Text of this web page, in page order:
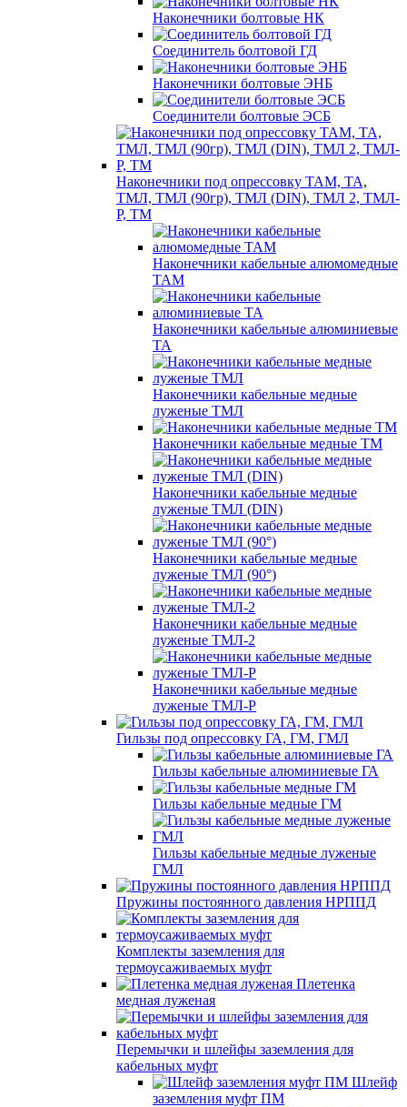
Наконечники болтовые НК
Соединитель болтовой ГД
Наконечники болтовые ЭНБ
Соединители болтовые ЭСБ
Наконечники под опрессовку ТАМ, ТА,
ТМЛ, ТМЛ (90гр), ТМЛ (DIN), ТМЛ 2, ТМЛ-
Р, ТМ
Наконечники кабельные алюмомедные
ТАМ
Наконечники кабельные алюминиевые
ТА
Наконечники кабельные медные
луженые ТМЛ
Наконечники кабельные медные ТМ
Наконечники кабельные медные
луженые ТМЛ (DIN)
Наконечники кабельные медные
луженые ТМЛ (90°)
Наконечники кабельные медные
луженые ТМЛ-2
Наконечники кабельные медные
луженые ТМЛ-Р
Гильзы под опрессовку ГА, ГМ, ГМЛ
Гильзы кабельные алюминиевые ГА
Гильзы кабельные медные ГМ
Гильзы кабельные медные луженые
ГМЛ
Пружины постоянного давления НРППД
Комплекты заземления для
термоусаживаемых муфт
Плетенка
медная луженая
Перемычки и шлейфы заземления для
кабельных муфт
Шлейф
заземления муфт ПМ